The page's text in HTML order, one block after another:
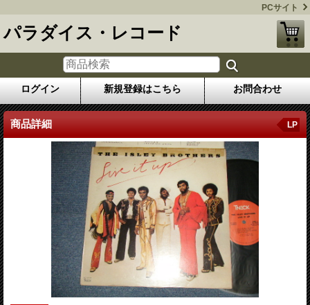
PCサイト
パラダイス・レコード
ログイン 新規登録はこちら お問合わせ
商品詳細 LP